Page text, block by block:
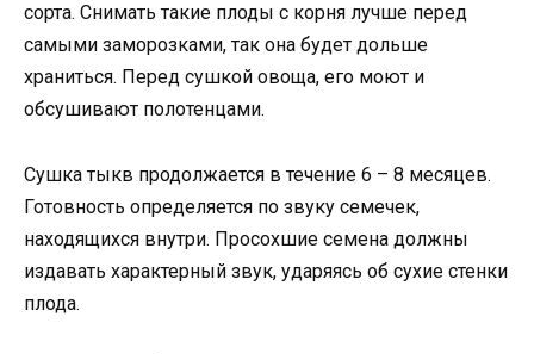
сорта. Снимать такие плоды с корня лучше перед
самыми заморозками, так она будет дольше
храниться. Перед сушкой овоща, его моют и
обсушивают полотенцами.
Сушка тыкв продолжается в течение 6 – 8 месяцев.
Готовность определяется по звуку семечек,
находящихся внутри. Просохшие семена должны
издавать характерный звук, ударяясь об сухие стенки
плода.